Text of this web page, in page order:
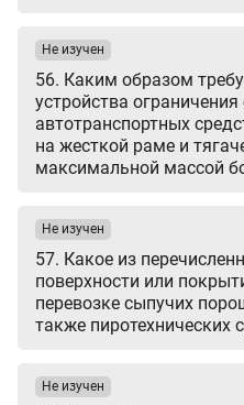
56. Каким образом
устройства ограничения
автотранспортных
на жесткой раме и
максимальной массой
Не изучен
57. Какое из
поверхности или
перевозке сыпучих
также пиротехнических
Не изучен
Не изучен